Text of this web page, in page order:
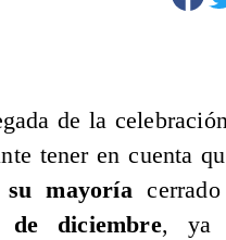
de la
tener en cuenta
su mayoríacerrado
diciembre, ya